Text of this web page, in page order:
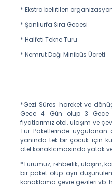
* Ekstra belirtilen
* Şanlıurfa Sıra Gecesi
* Halfeti Tekne Turu
* Nemrut Dağı Minibüs Ücreti
*Gezi Süresi hareket ve
Gece 4 Gün olup 3 Gece
fiyatlarımız otel, ulaşım ve
Tur Paketlerinde uygulanan
yanında tek bir çocuk için
otel konaklamasında yatak
*Turumuz; rehberlik, ulaşım,
bir paket olup ayrı
konaklama, çevre gezileri vb.